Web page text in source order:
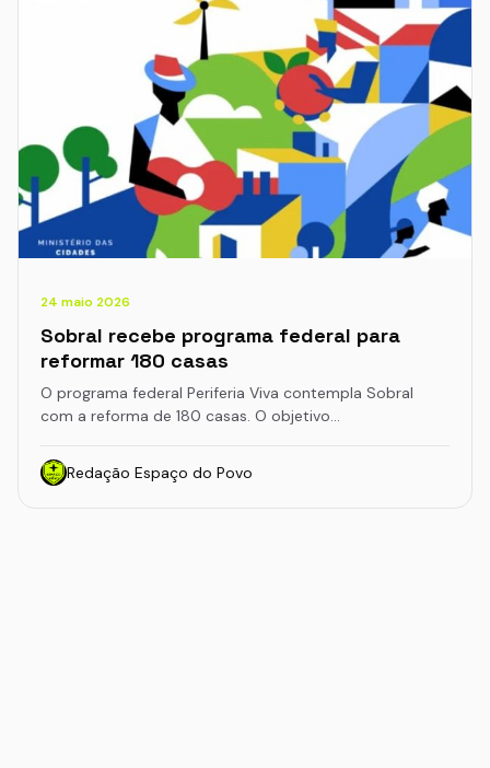
24 maio 2026
Sobral recebe programa federal para
reformar 180 casas
O programa federal Periferia Viva contempla Sobral
com a reforma de 180 casas. O objetivo…
Redação Espaço do Povo